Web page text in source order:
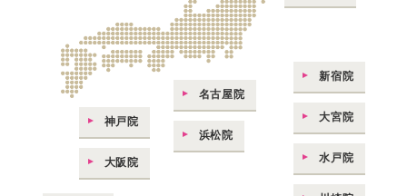
新宿院
大宮院
水戸院
名古屋院
浜松院
神戸院
大阪院